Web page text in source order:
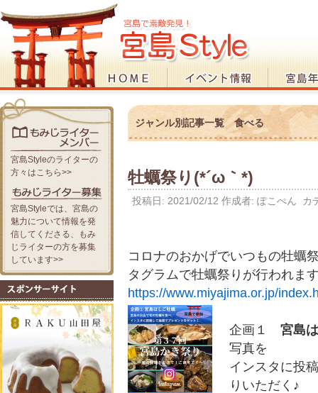
ジャンル別記事一覧食べる
牡蠣祭り(*´ω｀*)
投稿日: 2021/02/12 作成者: ぽこぺん カ
コロナのおかげでいつもの牡蠣
タグラムで牡蠣祭りが行われま
https://www.miyajima.or.jp/
企画１ 宮島
写真を
インスタに投
りいただく♪
宮島Styleのライターの
方々はこちら>>
宮島Styleでは、宮島の
魅力について情報を発
信してくださる、もみ
じライターの方を募集
しています>>